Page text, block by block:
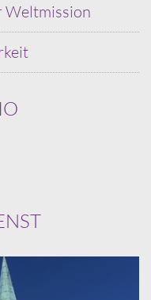
Weltmission